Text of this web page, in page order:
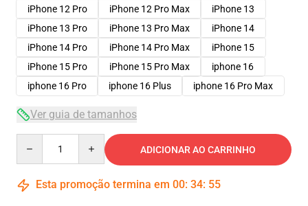
iPhone 12 Pro
iPhone 12 Pro Max
iPhone 13
iPhone 13 Pro
iPhone 13 Pro Max
iPhone 14
iPhone 14 Pro
iPhone 14 Pro Max
iPhone 15
iPhone 15 Pro
iPhone 15 Pro Max
iphone 16
iphone 16 Pro
iphone 16 Plus iphone 16 Pro Max
Ver guia de tamanhos
ADICIONAR AO CARRINHO
Esta promoção termina em 00: 34: 54